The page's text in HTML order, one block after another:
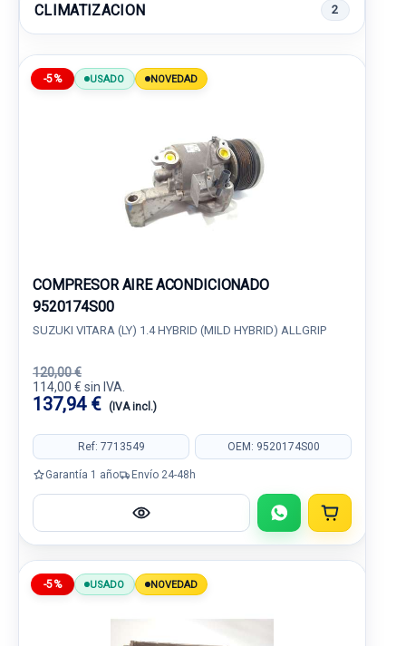
CLIMATIZACION 2
-5% USADO NOVEDAD
COMPRESOR AIRE ACONDICIONADO
9520174S00
SUZUKI VITARA (LY) 1.4 HYBRID (MILD HYBRID) ALLGRIP
120,00 €
114,00 € sin IVA.
137,94 € (IVA incl.)
Ref: 7713549 OEM: 9520174S00
Garantía 1 año Envío 24-48h
-5% USADO NOVEDAD